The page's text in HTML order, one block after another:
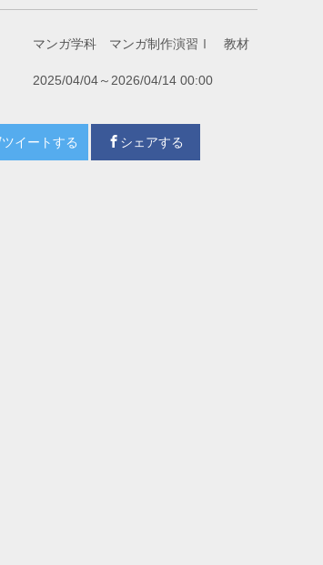
マンガ学科 マンガ制作演習Ⅰ 教材
2025/04/04～2026/04/14 00:00
ツイートする シェアする